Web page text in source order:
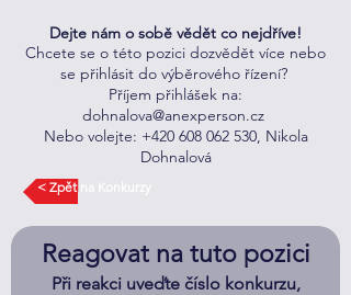
Dejte nám o sobě vědět co nejdříve!
Chcete se o této pozici dozvědět více nebo
se přihlásit do výběrového řízení?
Příjem přihlášek na:
dohnalova@anexperson.cz
Nebo volejte: +420 608 062 530, Nikola
Dohnalová
< Zpět na Konkurzy
Reagovat na tuto pozici
Při reakci uveďte číslo konkurzu,